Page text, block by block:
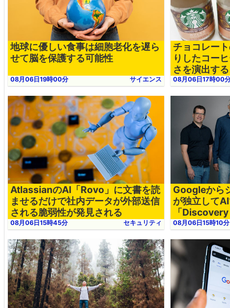
地球に優しい食事は細胞老化を遅ら
せて脳を保護する可能性
08月06日19時00分 サイエンス
チョコレー
りしたコー
さを演出す
FEE OF
08月06日17時00
AtlassianのAI「Rovo」に文書を読
ませるだけで社内データが外部送信
される脆弱性が発見される
08月06日15時45分 セキュリティ
Googleから
が独立して
「
08月06日15時10分